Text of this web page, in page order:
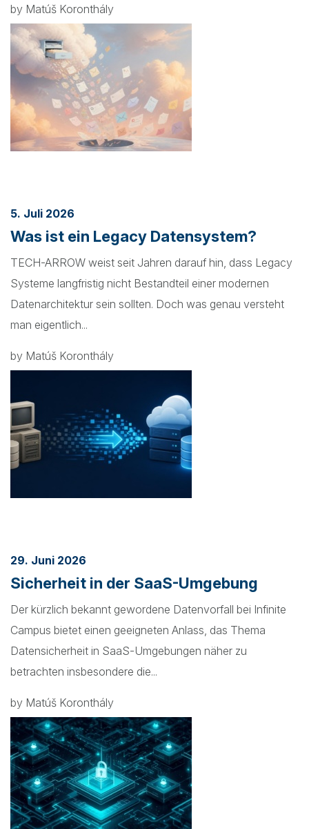
by Matúš Koronthály
5. Juli 2026
Was ist ein Legacy Datensystem?
TECH-ARROW weist seit Jahren darauf hin, dass Legacy
Systeme langfristig nicht Bestandteil einer modernen
Datenarchitektur sein sollten. Doch was genau versteht
man eigentlich...
by Matúš Koronthály
29. Juni 2026
Sicherheit in der SaaS-Umgebung
Der kürzlich bekannt gewordene Datenvorfall bei Infinite
Campus bietet einen geeigneten Anlass, das Thema
Datensicherheit in SaaS-Umgebungen näher zu
betrachten insbesondere die...
by Matúš Koronthály